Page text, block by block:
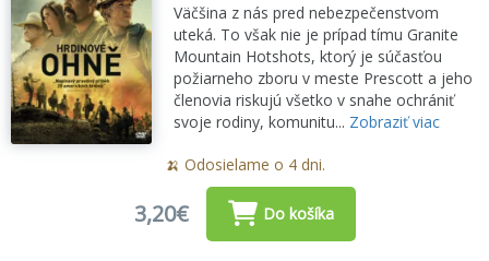
Väčšina z nás pred nebezpečenstvom
uteká. To však nie je prípad tímu Granite
Mountain Hotshots, ktorý je súčasťou
požiarneho zboru v meste Prescott a jeho
členovia riskujú všetko v snahe ochrániť
svoje rodiny, komunitu... Zobraziť viac
🍌 Odosielame o 4 dni.
3,20€ Do košíka